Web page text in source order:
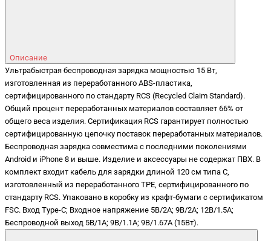
Описание
Ультрабыстрая беспроводная зарядка мощностью 15 Вт,
изготовленная из переработанного ABS-пластика,
сертифицированного по стандарту RCS (Recycled Claim Standard).
Общий процент переработанных материалов составляет 66% от
общего веса изделия. Сертификация RCS гарантирует полностью
сертифицированную цепочку поставок переработанных материалов.
Беспроводная зарядка совместима с последними поколениями
Android и iPhone 8 и выше. Изделие и аксессуары не содержат ПВХ. В
комплект входит кабель для зарядки длиной 120 см типа C,
изготовленный из переработанного TPE, сертифицированного по
стандарту RCS. Упаковано в коробку из крафт-бумаги с сертификатом
FSC. Вход Type-C; Входное напряжение 5В/2А; 9В/2А; 12В/1.5А;
Беспроводной выход 5В/1А; 9В/1.1А; 9В/1.67А (15Вт).